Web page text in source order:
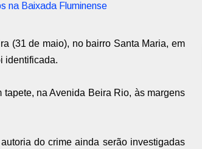
na Baixada Fluminense
(31 de maio), no bairro Santa Maria, em
identificada.
na Avenida Beira Rio, às margens
do crime ainda serão investigadas